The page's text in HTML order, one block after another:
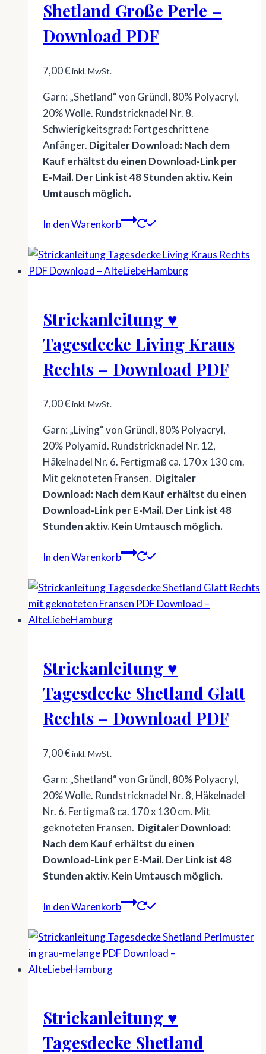
Shetland Große Perle –
Download PDF
7,00€inkl. MwSt.
Garn: „Shetland“ von Gründl, 80% Polyacryl,
20% Wolle. Rundstricknadel Nr. 8.
Schwierigkeitsgrad: Fortgeschrittene
Anfänger. Digitaler Download: Nach dem
Kauf erhältst du einen Download-Link per
E-Mail. Der Link ist 48 Stunden aktiv. Kein
Umtausch möglich.
In den Warenkorb
Strickanleitung ♥
Tagesdecke Living Kraus
Rechts – Download PDF
7,00€inkl. MwSt.
Garn: „Living“ von Gründl, 80% Polyacryl,
20% Polyamid. Rundstricknadel Nr. 12,
Häkelnadel Nr. 6. Fertigmaß ca. 170 x 130 cm.
Mit geknoteten Fransen. Digitaler
Download: Nach dem Kauf erhältst du einen
Download-Link per E-Mail. Der Link ist 48
Stunden aktiv. Kein Umtausch möglich.
In den Warenkorb
Strickanleitung ♥
Tagesdecke Shetland Glatt
Rechts – Download PDF
7,00€inkl. MwSt.
Garn: „Shetland“ von Gründl, 80% Polyacryl,
20% Wolle. Rundstricknadel Nr. 8, Häkelnadel
Nr. 6. Fertigmaß ca. 170 x 130 cm. Mit
geknoteten Fransen. Digitaler Download:
Nach dem Kauf erhältst du einen
Download-Link per E-Mail. Der Link ist 48
Stunden aktiv. Kein Umtausch möglich.
In den Warenkorb
Strickanleitung ♥
Tagesdecke Shetland